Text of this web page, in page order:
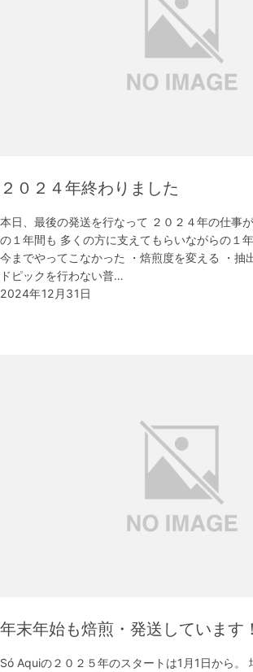
２０２４年終わりました
本日、最後の発送を行なって ２０２４年の仕事
の１年間も 多くの方に支えてもらいながらの１
今までやってこなかった ・焙煎度を変える ・抽
ドピックを行わない普…
2024年12月31日
年末年始も焙煎・発送しています！
Só Aquiの２０２５年のスタートは1月1日から。